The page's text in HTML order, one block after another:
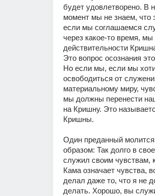
будет удовлетворено. В
момент мы не знаем, что
если мы соглашаемся
через какое-то время,
действительности
Это вопрос осознания
Но если мы, если мы
освободиться от
материальному миру,
мы должны перенести
на Кришну. Это
Кришны.
Один преданный
образом: Так долго в
служил своим чувствам,
Кама означает чувства,
делал даже то, что я не
делать. Хорошо, вы